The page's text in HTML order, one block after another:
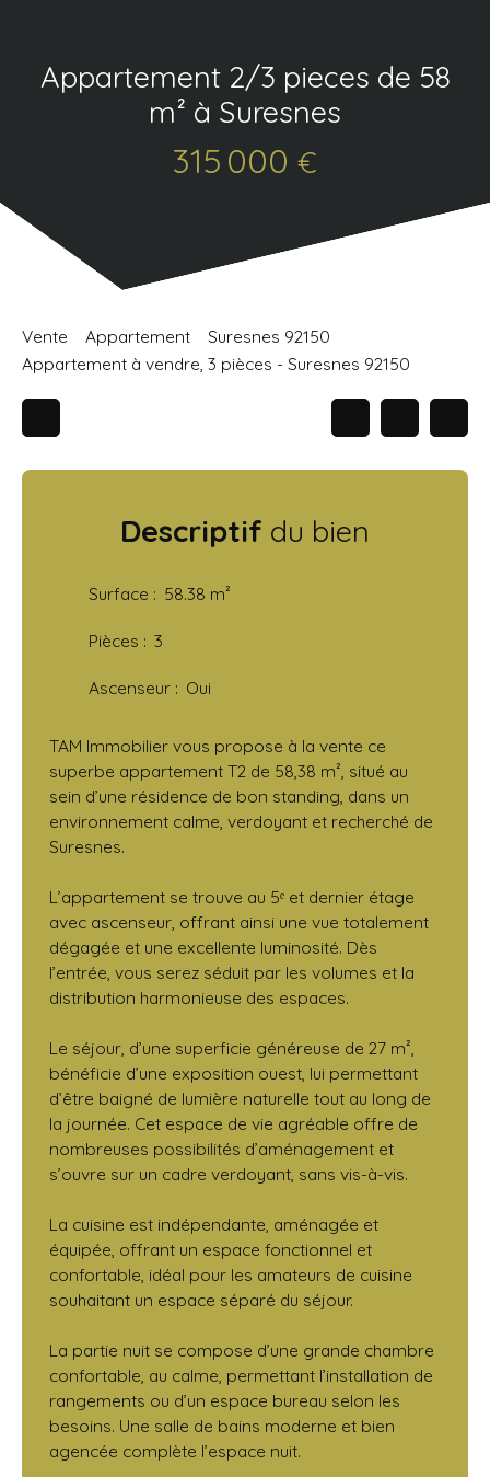
Appartement 2/3 pieces de 58
m² à Suresnes
315 000 €
Vente Appartement
Suresnes 92150
Appartement à vendre, 3 pièces - Suresnes 92150
Descriptif du bien
Surface : 58.38 m²
Pièces : 3
Ascenseur : Oui
TAM Immobilier vous propose à la vente ce
superbe appartement T2 de 58,38 m², situé au
sein d’une résidence de bon standing, dans un
environnement calme, verdoyant et recherché de
Suresnes.
L’appartement se trouve au 5ᵉ et dernier étage
avec ascenseur, offrant ainsi une vue totalement
dégagée et une excellente luminosité. Dès
l’entrée, vous serez séduit par les volumes et la
distribution harmonieuse des espaces.
Le séjour, d’une superficie généreuse de 27 m²,
bénéficie d’une exposition ouest, lui permettant
d’être baigné de lumière naturelle tout au long de
la journée. Cet espace de vie agréable offre de
nombreuses possibilités d’aménagement et
s’ouvre sur un cadre verdoyant, sans vis-à-vis.
La cuisine est indépendante, aménagée et
équipée, offrant un espace fonctionnel et
confortable, idéal pour les amateurs de cuisine
souhaitant un espace séparé du séjour.
La partie nuit se compose d’une grande chambre
confortable, au calme, permettant l’installation de
rangements ou d’un espace bureau selon les
besoins. Une salle de bains moderne et bien
agencée complète l’espace nuit.